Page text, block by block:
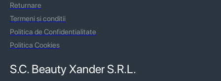
Returnare
Termeni si conditii
Politica de Confidentialitate
Politica Cookies
S.C. Beauty Xander S.R.L.